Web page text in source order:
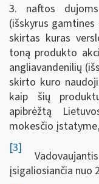
3. naftos
(išskyrus
skirtas kuras
toną produkto
angliavandenilių
skirto kuro
kaip šių
apibrėžtą
mokesčio
[3]
įsigaliosiančia nuo